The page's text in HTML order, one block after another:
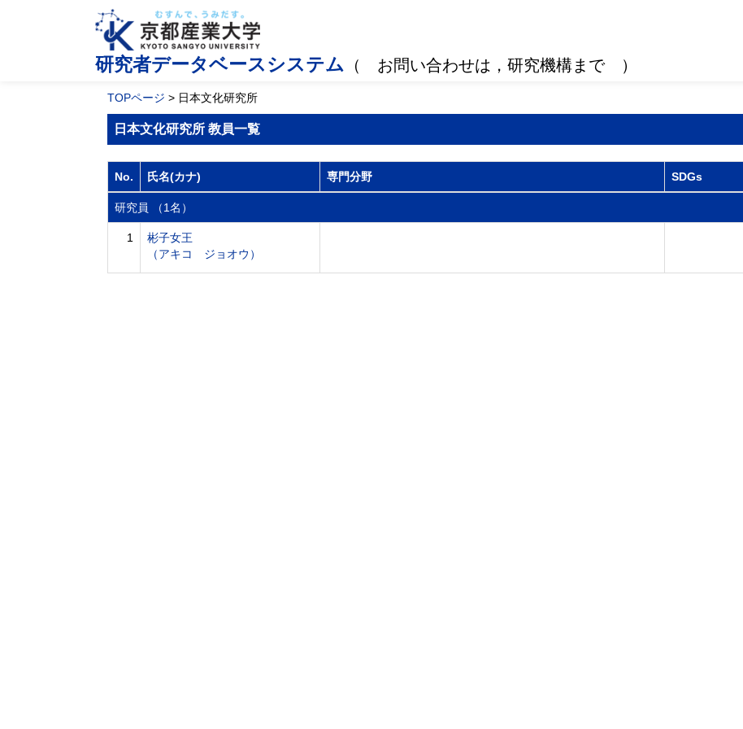
研究者データベースシステム （ お問い合わせは，研究機構まで ）
TOPページ > 日本文化研究所
日本文化研究所 教員一覧
No. 氏名(カナ) 専門分野 SDGs
研究員 （1名）
1
彬子女王
（アキコ ジョオウ）